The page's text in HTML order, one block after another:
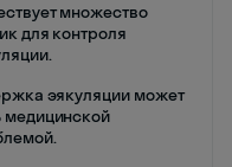
множество
для контроля
эякуляции может
медицинской